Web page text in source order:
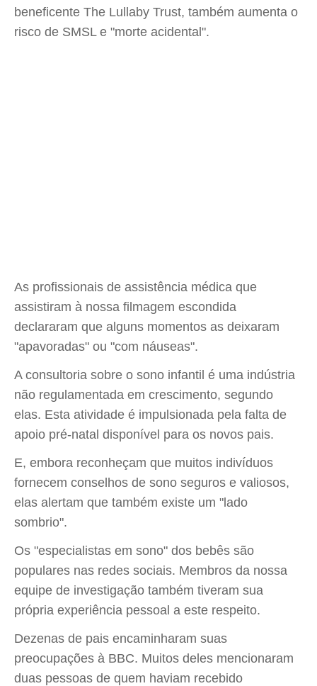
beneficente The Lullaby Trust, também aumenta o
risco de SMSL e "morte acidental".
As profissionais de assistência médica que
assistiram à nossa filmagem escondida
declararam que alguns momentos as deixaram
"apavoradas" ou "com náuseas".
A consultoria sobre o sono infantil é uma indústria
não regulamentada em crescimento, segundo
elas. Esta atividade é impulsionada pela falta de
apoio pré-natal disponível para os novos pais.
E, embora reconheçam que muitos indivíduos
fornecem conselhos de sono seguros e valiosos,
elas alertam que também existe um "lado
sombrio".
Os "especialistas em sono" dos bebês são
populares nas redes sociais. Membros da nossa
equipe de investigação também tiveram sua
própria experiência pessoal a este respeito.
Dezenas de pais encaminharam suas
preocupações à BBC. Muitos deles mencionaram
duas pessoas de quem haviam recebido